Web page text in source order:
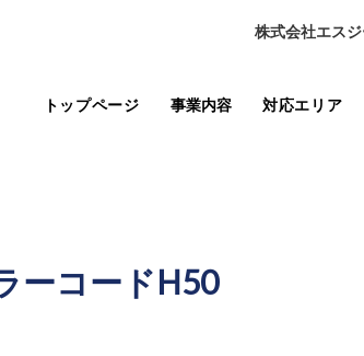
株式会社エス
トップページ 事業内容 対応エリア
ーコードH50